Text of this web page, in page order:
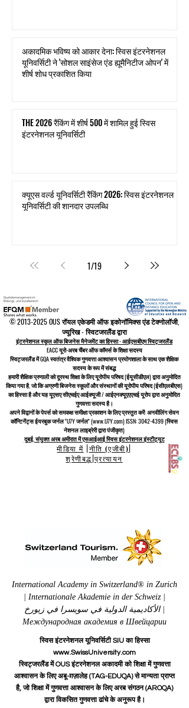
अकादमिक भविष्य को आकार देना: स्विस इंटरनेशनल
यूनिवर्सिटी ने 'सोशल साइंसेज एंड ह्यूमैनिटीज ओपन' में
शीर्ष शोध प्रकाशित किया
THE 2026 रैंकिंग में शीर्ष 500 में शामिल हुई स्विस
इंटरनेशनल यूनिवर्सिटी
क्यूएस वर्ल्ड यूनिवर्सिटी रैंकिंग 2026: स्विस इंटरनेशनल
यूनिवर्सिटी की शानदार उपलब्धि
1/19
©2013-2025OUS रॉयल एकेडमी ऑफ इकोनॉमिक्स एंड टेक्नोलॉजी,
ज्यूरिख - स्विटजरलैंड द्वारा
इंटरनेशनल स्कूल ऑफ बिजनेस मैनेजमेंट का हिस्सा - आईएसबीएम स्विट्जरलैंड
EACC यूरो-अरब चैंबर ऑफ कॉमर्स के शिक्षा सदस्य
स्विट्जरलैंड मेंGQA स्वतंत्र वैश्विक गुणवत्ता आश्वासन प्रयोगशाला के साथ एक शैक्षिक
सदस्य के रूप में संबद्ध
हमारी शैक्षिक प्रणाली कोदूरस्थ शिक्षा के लिए यूरोपीय परिषद(ईयूसीडीएल)द्वारा अनुमोदित
किया गया है, जो किअग्रणी बिजनेस स्कूलों और संस्थानों की यूरोपीय परिषद (ईसीएलबीएस)
का हिस्सा है और यह यूएसए सीएचईए आईक्यूजी / आईएनक्यूएएएचई यूरोप द्वारा अनुमोदित
गुणवत्ता सदस्य है।
अपने विद्वानों के पेपर्स को समकक्ष समीक्षा प्रकाशन के लिए प्रस्तुत करें: अनवीलिंग सेवन
कॉन्टिनेंट्स ईयरबुक जर्नल "U7Y जर्नल" (www.U7Y.com) ISSN: 3042-4399 (स्विस
नेशनल लाइब्रेरी द्वारा पंजीकृत)
दुबई, संयुक्त अरब अमीरात में एसआईआई स्विस इंटरनेशनल इंस्टीट्यूट
मीडिया में नीति (एजीबी)
श्रेणीबद्ध प्रत्यायन
International Academy in Switzerland® in Zurich
| Internationale Akademie in der Schweiz |
الأكاديمية الدولية في سويسرا في زيورخ |
Международная академия в Швейцарии
स्विस इंटरनेशनल यूनिवर्सिटी SIU का हिस्सा
www.SwissUniversity.com
स्विट्जरलैंड में OUS इंटरनेशनल अकादमी को शिक्षा में गुणवत्ता
आश्वासन के लिए अबू-ग़ज़ालेह (TAG-EDUQA) से मान्यता प्राप्त
है, जो शिक्षा में गुणवत्ता आश्वासन के लिए अरब संगठन (AROQA)
द्वारा विकसित गुणवत्ता ढांचे के अनुरूप है।